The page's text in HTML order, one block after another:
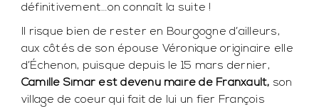
définitivement…on connaît la suite !
Il risque bien de rester en Bourgogne d’ailleurs,
aux côtés de son épouse Véronique originaire elle
d’Échenon, puisque depuis le 15 mars dernier,
Camille Simar est devenu maire de Franxault, son
village de coeur qui fait de lui un fier François